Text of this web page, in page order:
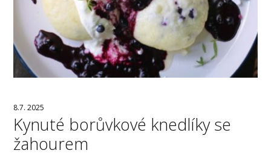
8.7. 2025
Kynuté borůvkové knedlíky se
žahourem